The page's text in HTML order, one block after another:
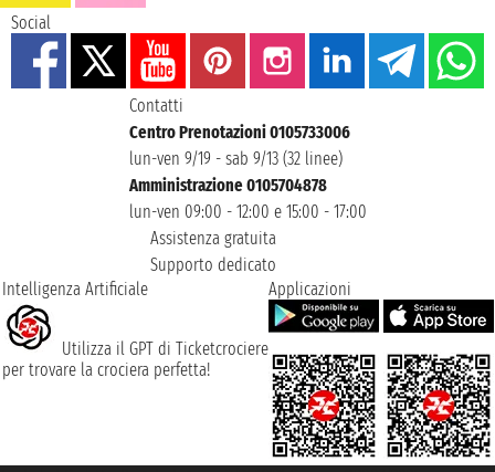
Social
Contatti
Centro Prenotazioni 0105733006
lun-ven 9/19 - sab 9/13 (32 linee)
Amministrazione 0105704878
lun-ven 09:00 - 12:00 e 15:00 - 17:00
Assistenza gratuita
Supporto dedicato
Intelligenza Artificiale
Utilizza il GPT di Ticketcrociere
per trovare la crociera perfetta!
Applicazioni